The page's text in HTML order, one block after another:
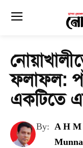
ফলাফল:
একটিতে
By: A H M
Munna